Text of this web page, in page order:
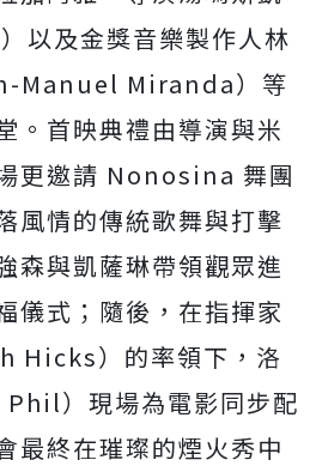
以及金獎音樂製作人林
Manuel Miranda）等
。 首映典禮由導演與米
更邀請 Nonosina 舞團
風情的傳統歌舞與打擊
森與凱薩琳帶領觀眾進
儀式；隨後， 在指揮家
Hicks）的率領下，洛
）現場為電影同步配
最終在璀璨的煙火秀中